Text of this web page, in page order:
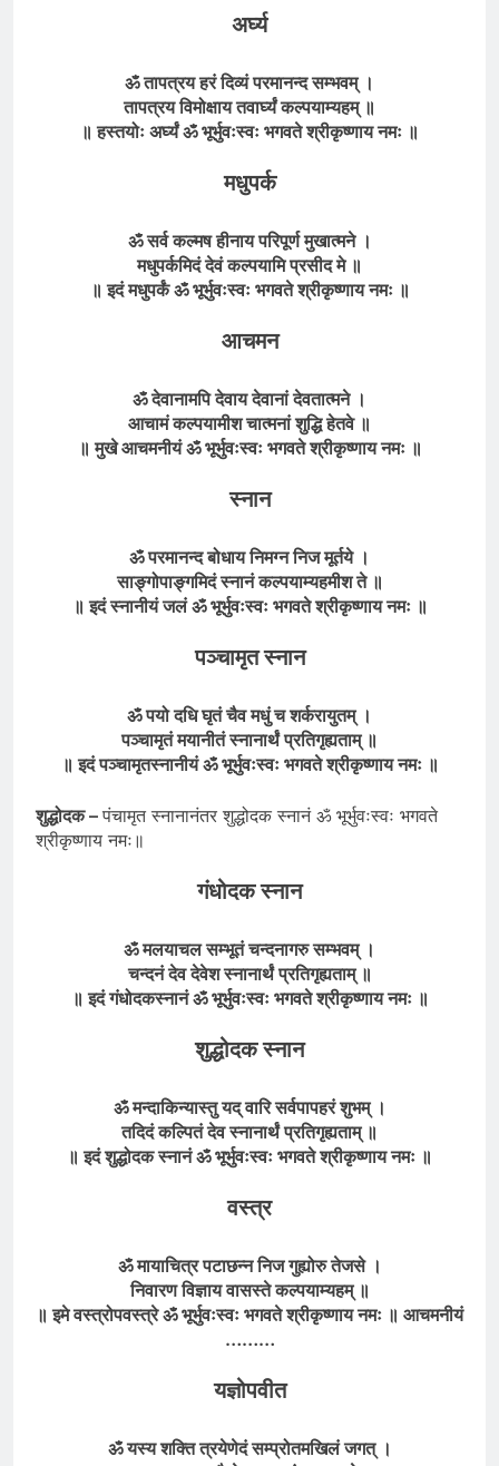
अर्घ्य
ॐ तापत्रय हरं दिव्यं परमानन्द सम्भवम् ।
तापत्रय विमोक्षाय तवार्घ्यं कल्पयाम्यहम् ॥
॥ हस्तयोः अर्घ्यं ॐ भूर्भुवःस्वः भगवते श्रीकृष्णाय नमः ॥
मधुपर्क
ॐ सर्व कल्मष हीनाय परिपूर्ण मुखात्मने ।
मधुपर्कमिदं देवं कल्पयामि प्रसीद मे ॥
॥ इदं मधुपर्कं ॐ भूर्भुवःस्वः भगवते श्रीकृष्णाय नमः ॥
आचमन
ॐ देवानामपि देवाय देवानां देवतात्मने ।
आचामं कल्पयामीश चात्मनां शुद्धि हेतवे ॥
॥ मुखे आचमनीयं ॐ भूर्भुवःस्वः भगवते श्रीकृष्णाय नमः ॥
स्नान
ॐ परमानन्द बोधाय निमग्न निज मूर्तये ।
साङ्गोपाङ्गमिदं स्नानं कल्पयाम्यहमीश ते ॥
॥ इदं स्नानीयं जलं ॐ भूर्भुवःस्वः भगवते श्रीकृष्णाय नमः ॥
पञ्चामृत स्नान
ॐ पयो दधि घृतं चैव मधुं च शर्करायुतम् ।
पञ्चामृतं मयानीतं स्नानार्थं प्रतिगृह्यताम् ॥
॥ इदं पञ्चामृतस्नानीयं ॐ भूर्भुवःस्वः भगवते श्रीकृष्णाय नमः ॥
शुद्धोदक –पंचामृत स्नानानंतर शुद्धोदक स्नानं ॐ भूर्भुवःस्वः भगवते
श्रीकृष्णाय नमः॥
गंधोदक स्नान
ॐ मलयाचल सम्भूतं चन्दनागरु सम्भवम् ।
चन्दनं देव देवेश स्नानार्थं प्रतिगृह्यताम् ॥
॥ इदंगंधोदकस्नानंॐ भूर्भुवःस्वः भगवते श्रीकृष्णाय नमः ॥
शुद्धोदकस्नान
ॐ मन्दाकिन्यास्तु यद् वारि सर्वपापहरं शुभम् ।
तदिदं कल्पितं देव स्नानार्थं प्रतिगृह्यताम् ॥
॥ इदं शुद्धोदक स्नानं ॐ भूर्भुवःस्वः भगवते श्रीकृष्णाय नमः ॥
वस्त्र
ॐ मायाचित्र पटाछन्न निज गुह्योरु तेजसे ।
निवारण विज्ञाय वासस्ते कल्पयाम्यहम् ॥
॥ इमे वस्त्रोपवस्त्रे ॐ भूर्भुवःस्वः भगवते श्रीकृष्णाय नमः ॥ आचमनीयं
………
यज्ञोपवीत
ॐ यस्य शक्ति त्रयेणेदं सम्प्रोतमखिलं जगत् ।